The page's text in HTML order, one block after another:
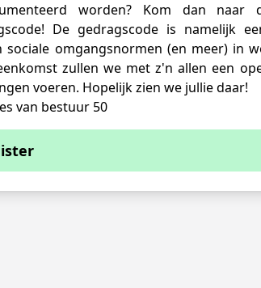
worden? Kom dan naar
De gedragscode is namelijk
sociale omgangsnormen (en meer) in
zullen we met z'n allen een
voeren. Hopelijk zien we jullie daar!
van bestuur 50